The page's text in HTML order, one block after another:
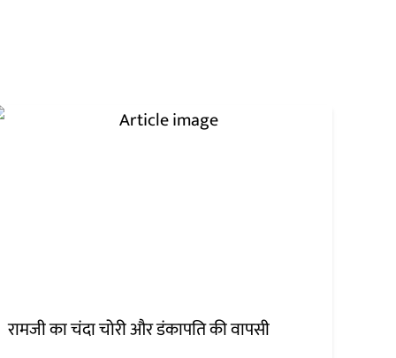
रामजी का चंदा चोरी और डंकापति की वापसी